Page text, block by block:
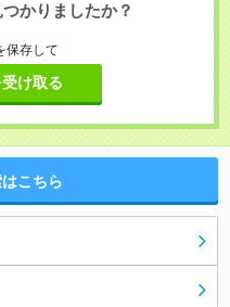
かりましたか？
保存して
け取る
こちら